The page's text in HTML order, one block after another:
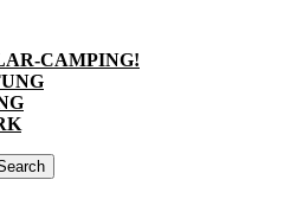
CAMPING!